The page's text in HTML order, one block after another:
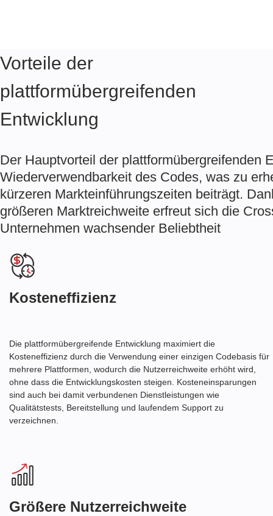
Vorteile der
plattformübergreifenden
Entwicklung
Der Hauptvorteil der plattformübergreifenden
Wiederverwendbarkeit des Codes, was zu
kürzeren Markteinführungszeiten beiträgt.
größeren Marktreichweite erfreut sich die
Unternehmen wachsender Beliebtheit
Kosteneffizienz
Die plattformübergreifende Entwicklung maximiert die
Kosteneffizienz durch die Verwendung einer einzigen Codebasis für
mehrere Plattformen, wodurch die Nutzerreichweite erhöht wird,
ohne dass die Entwicklungskosten steigen. Kosteneinsparungen
sind auch bei damit verbundenen Dienstleistungen wie
Qualitätstests, Bereitstellung und laufendem Support zu
verzeichnen.
Größere Nutzerreichweite